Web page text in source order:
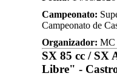
Campeonato:
Campeonato de
Organizador: MC
SX 85 cc / SX
Libre" -